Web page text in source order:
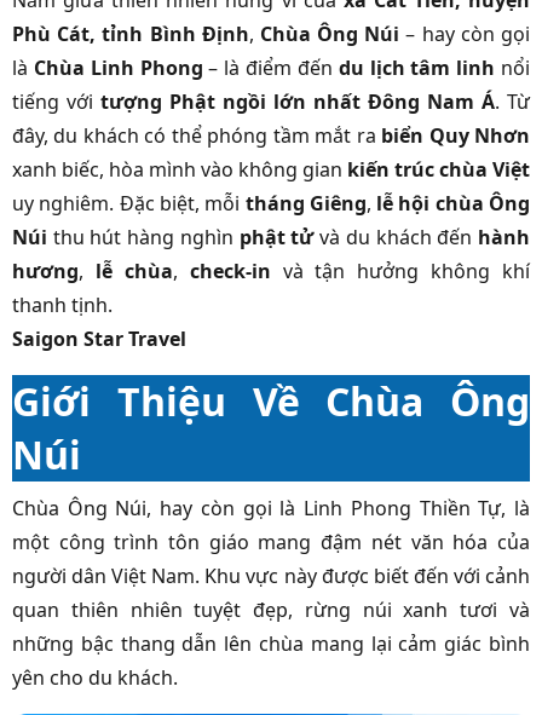
Phù Cát, tỉnh Bình Định, Chùa Ông Núi – hay còn gọi
là Chùa Linh Phong – là điểm đến du lịch tâm linh nổi
tiếng với tượng Phật ngồi lớn nhất Đông Nam Á. Từ
đây, du khách có thể phóng tầm mắt ra biển Quy Nhơn
xanh biếc, hòa mình vào không gian kiến trúc chùa Việt
uy nghiêm. Đặc biệt, mỗi tháng Giêng, lễ hội chùa Ông
Núi thu hút hàng nghìn phật tửvà du khách đến hành
hương, lễ chùa, check-in và tận hưởng không khí
thanh tịnh.
Saigon Star Travel
Giới Thiệu Về Chùa Ông
Núi
Chùa Ông Núi, hay còn gọi là Linh Phong Thiền Tự, là
một công trình tôn giáo mang đậm nét văn hóa của
người dân Việt Nam. Khu vực này được biết đến với cảnh
quan thiên nhiên tuyệt đẹp, rừng núi xanh tươi và
những bậc thang dẫn lên chùa mang lại cảm giác bình
yên cho du khách.